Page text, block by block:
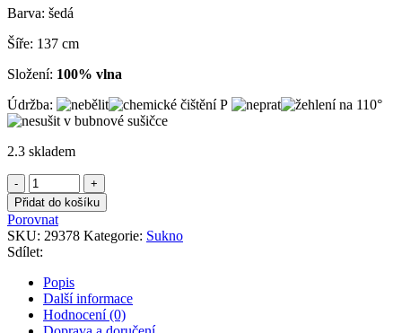
Barva: šedá
Šíře: 137 cm
Složení: 100% vlna
Údržba:
2.3 skladem
Sukno
šedé
množství
Přidat do košíku
Porovnat
SKU: 29378 Kategorie: Sukno
Sdílet:
Popis
Další informace
Hodnocení (0)